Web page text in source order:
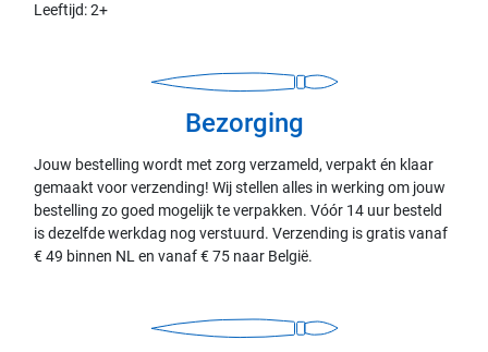
Leeftijd: 2+
Bezorging
Jouw bestelling wordt met zorg verzameld, verpakt én klaar
gemaakt voor verzending! Wij stellen alles in werking om jouw
bestelling zo goed mogelijk te verpakken. Vóór 14 uur besteld
is dezelfde werkdag nog verstuurd. Verzending is gratis vanaf
€ 49 binnen NL en vanaf € 75 naar België.